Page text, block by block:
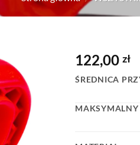
122,00zł
ŚREDNICA